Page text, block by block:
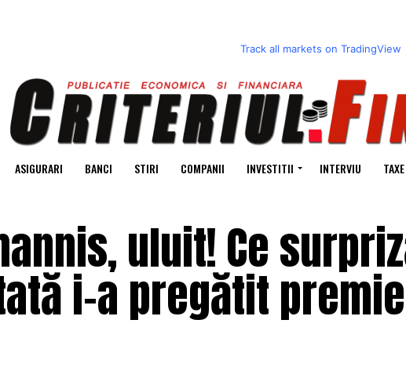
Track all markets on TradingView
ASIGURARI BANCI STIRI COMPANII INVESTITII INTERVIU
uluit! Ce
i-a pregătit